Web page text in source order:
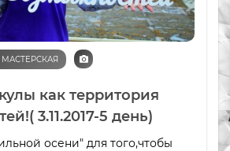
как территория
3.11.2017-5 день)
осени" для того,чтобы